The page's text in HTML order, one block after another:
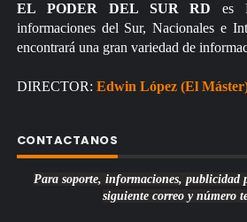
EL PODER DEL SUR RD es
informaciones del Sur, Nacionales e
encontrará una gran variedad de
DIRECTOR: Edwin López (El
CONTACTANOS
Para soporte, informaciones, publicidad
siguiente correo y número